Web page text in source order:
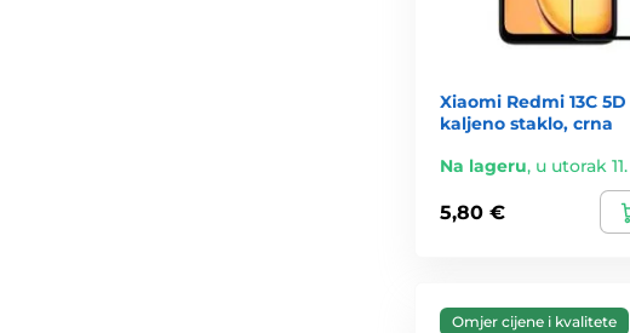
Xiaomi Redmi 13C
kaljeno staklo, crna
Na lageru, u utorak
5,80 €
Omjer cijene i kvalitete